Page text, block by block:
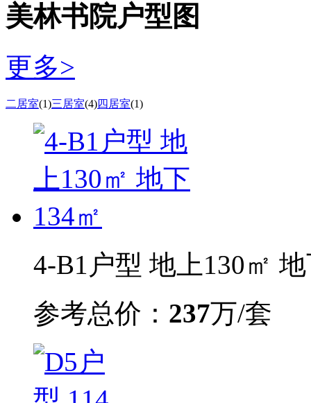
美林书院户型图
更多>
二居室(1)三居室(4)四居室(1)
4-B1户型 地上130㎡
参考总价： 237万/套